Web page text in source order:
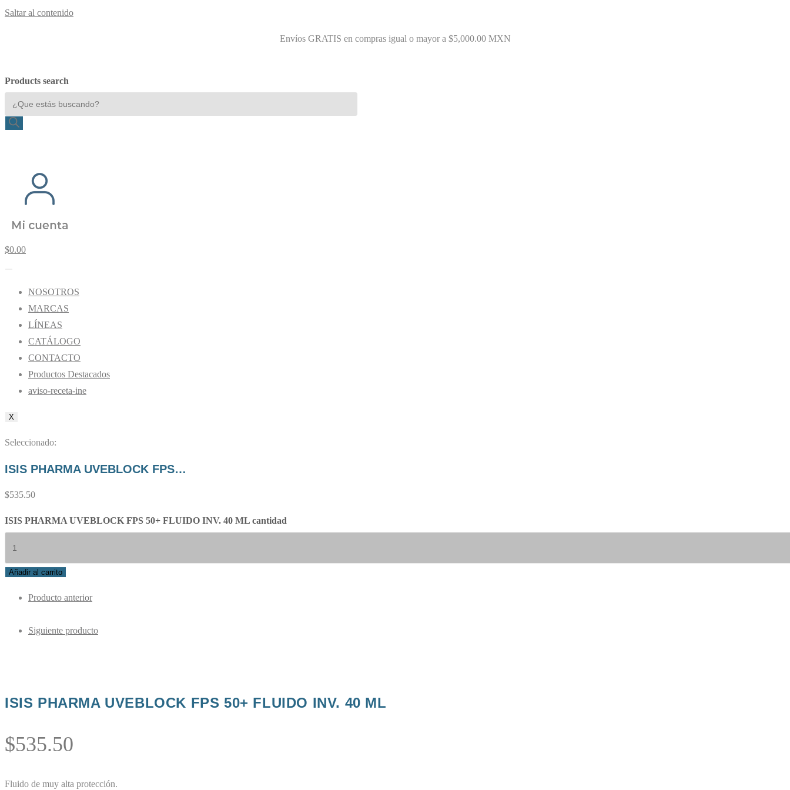
Saltar al contenido
Envíos GRATIS en compras igual o mayor a $5,000.00 MXN
Products search
$0.00
NOSOTROS
MARCAS
LÍNEAS
CATÁLOGO
CONTACTO
Productos Destacados
aviso-receta-ine
X
Seleccionado:
ISIS PHARMA UVEBLOCK FPS…
$535.50
ISIS PHARMA UVEBLOCK FPS 50+ FLUIDO INV. 40 ML cantidad
Añadir al carrito
Producto anterior
Siguiente producto
ISIS PHARMA UVEBLOCK FPS 50+ FLUIDO INV. 40 ML
$535.50
Fluido de muy alta protección.